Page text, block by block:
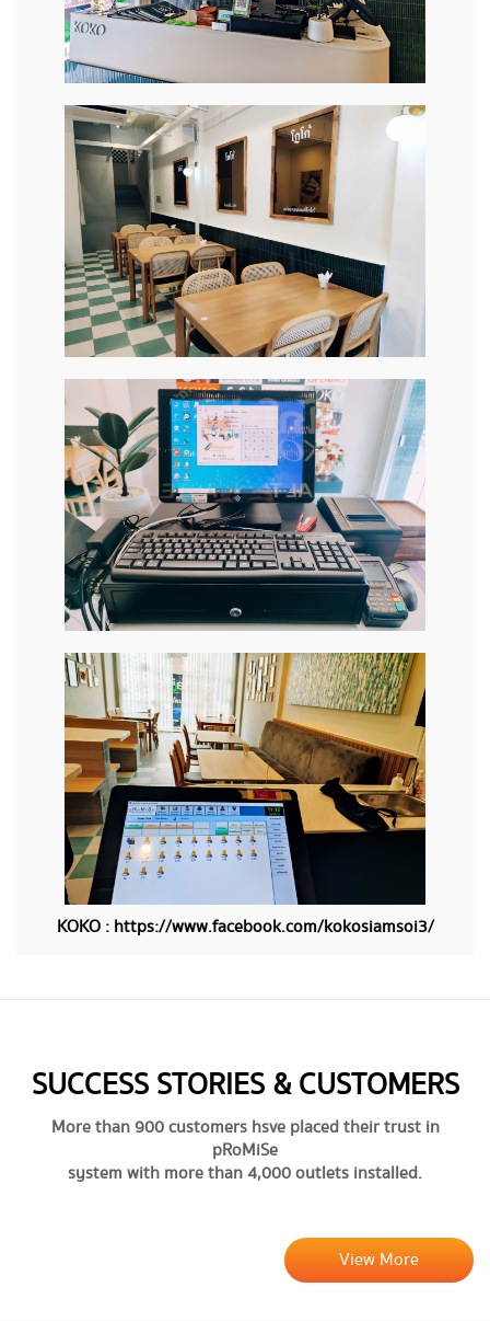
​KOKO : https://www.facebook.com/kokosiamsoi3/
SUCCESS STORIES & CUSTOMERS
More than 900 customers hsve placed their trust in
pRoMiSe
system with more than 4,000 outlets installed.
View More